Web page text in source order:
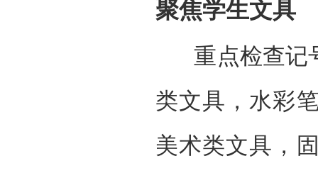
聚焦学生文具
重点检查记
类文具，水彩
美术类文具，